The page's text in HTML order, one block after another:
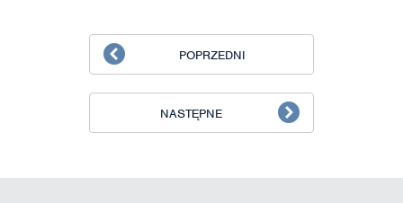
POPRZEDNI
NASTĘPNE